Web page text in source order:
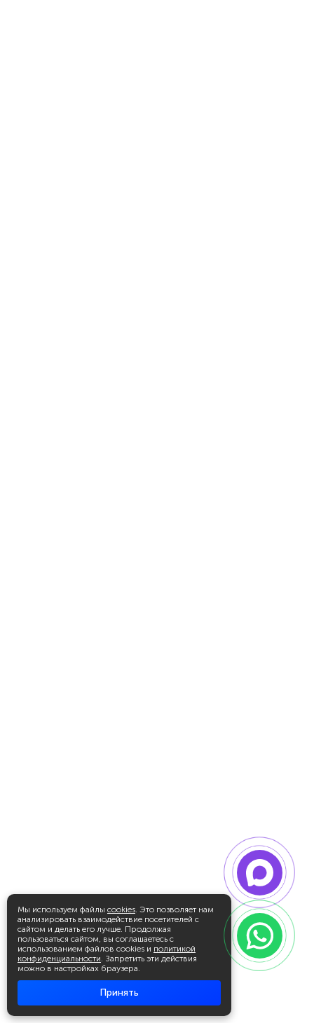
Мы используем файлы cookies. Это позволяет нам
анализировать взаимодействие посетителей с
сайтом и делать его лучше. Продолжая
пользоваться сайтом, вы соглашаетесь с
использованием файлов cookies и политикой
конфиденциальности. Запретить эти действия
можно в настройках браузера.
Принять